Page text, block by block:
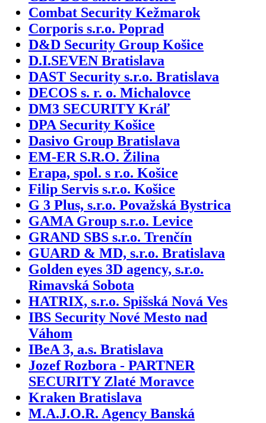
Combat Security Kežmarok
Corporis s.r.o. Poprad
D&D Security Group Košice
D.I.SEVEN Bratislava
DAST Security s.r.o. Bratislava
DECOS s. r. o. Michalovce
DM3 SECURITY Kráľ
DPA Security Košice
Dasivo Group Bratislava
EM-ER S.R.O. Žilina
Erapa, spol. s r.o. Košice
Filip Servis s.r.o. Košice
G 3 Plus, s.r.o. Považská Bystrica
GAMA Group s.r.o. Levice
GRAND SBS s.r.o. Trenčín
GUARD & MD, s.r.o. Bratislava
Golden eyes 3D agency, s.r.o.
Rimavská Sobota
HATRIX, s.r.o. Spišská Nová Ves
IBS Security Nové Mesto nad
Váhom
IBeA 3, a.s. Bratislava
Jozef Rozbora - PARTNER
SECURITY Zlaté Moravce
Kraken Bratislava
M.A.J.O.R. Agency Banská